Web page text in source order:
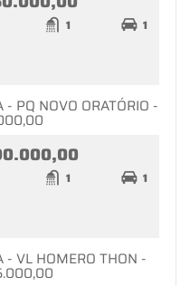
1 1
PQ NOVO ORATÓRIO -
1 1
- VL HOMERO THON -